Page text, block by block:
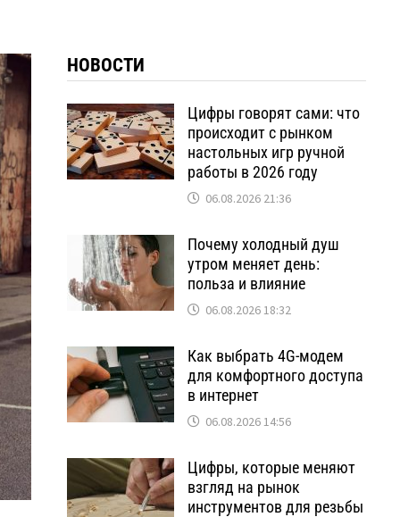
НОВОСТИ
Цифры говорят сами: что
происходит с рынком
настольных игр ручной
работы в 2026 году
06.08.2026 21:36
Почему холодный душ
утром меняет день:
польза и влияние
06.08.2026 18:32
Как выбрать 4G-модем
для комфортного доступа
в интернет
06.08.2026 14:56
Цифры, которые меняют
взгляд на рынок
инструментов для резьбы